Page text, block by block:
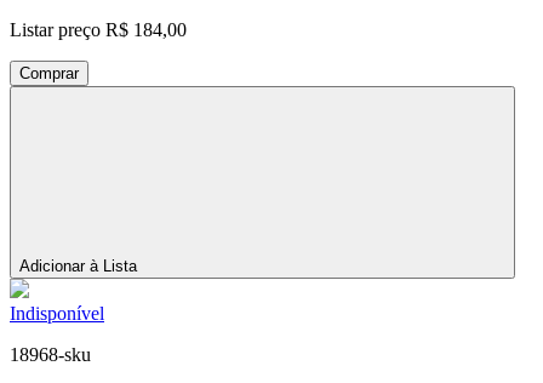
Listar preço R$ 184,00
Comprar
Adicionar à Lista
Indisponível
18968-sku